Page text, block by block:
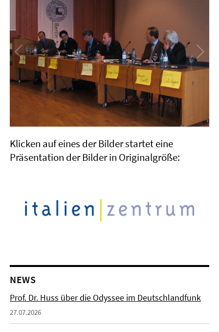
Klicken auf eines der Bilder startet eine
Präsentation der Bilder in Originalgröße:
NEWS
Prof. Dr. Huss über die Odyssee im Deutschlandfunk
27.07.2026